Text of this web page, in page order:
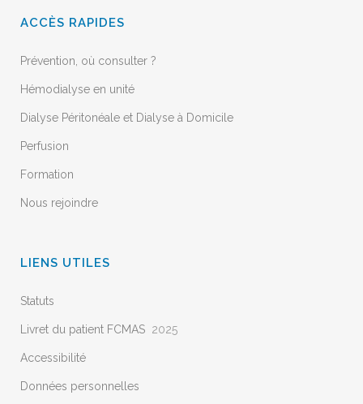
ACCÈS RAPIDES
Prévention, où consulter ?
Hémodialyse en unité
Dialyse Péritonéale et Dialyse à Domicile
Perfusion
Formation
Nous rejoindre
LIENS UTILES
Statuts
Livret du patient FCMAS 2025
Accessibilité
Données personnelles